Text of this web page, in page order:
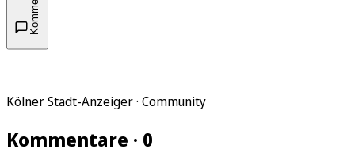
Kölner Stadt-Anzeiger · Community
Kommentare · 0